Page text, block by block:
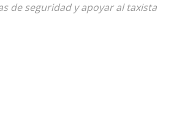
de seguridad y apoyar al taxista